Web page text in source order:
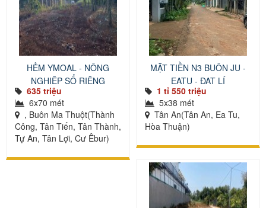
HẺM YMOAL - NÔNG
NGHIỆP SỔ RIÊNG
635 triệu
6x70 mét
, Buôn Ma Thuột(Thành
Công, Tân Tiến, Tân Thành,
Tự An, Tân Lợi, Cư Êbur)
MẶT TIỀN N3 BUÔN JU -
EATU - ĐẠT LÍ
1 tỉ 550 triệu
5x38 mét
Tân An(Tân An, Ea Tu,
Hòa Thuận)